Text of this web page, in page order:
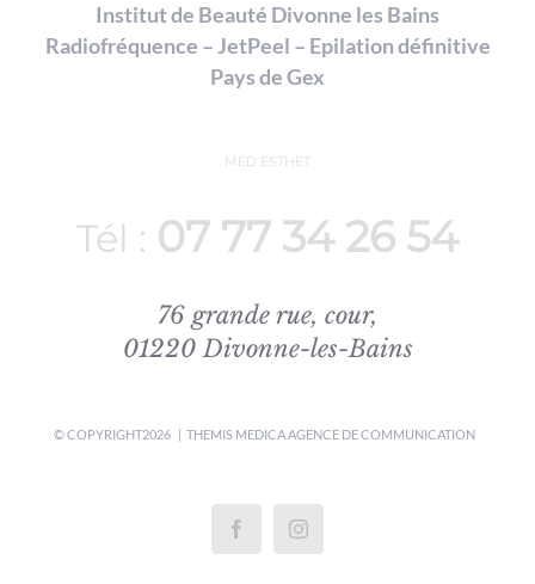
Institut de Beauté Divonne les Bains
Radiofréquence – JetPeel – Epilation définitive
Pays de Gex
MED ESTHET
Tél : 07 77 34 26 54
76 grande rue, cour,
01220 Divonne-les-Bains
© COPYRIGHT2026 | THEMIS MEDICAAGENCE DE COMMUNICATION